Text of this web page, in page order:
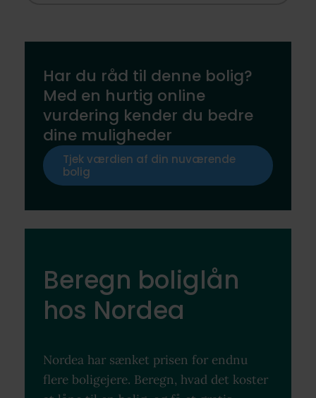
Har du råd til denne bolig?
Med en hurtig online
vurdering kender du bedre
dine muligheder
Tjek værdien af din nuværende
bolig
Beregn boliglån
hos Nordea
Nordea har sænket prisen for endnu
flere boligejere. Beregn, hvad det koster